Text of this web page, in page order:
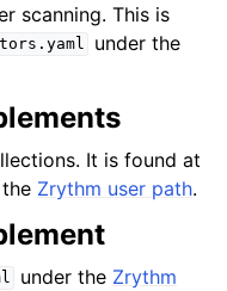
scanning. This is
under the
It is found at
Zrythm user path.
under the Zrythm